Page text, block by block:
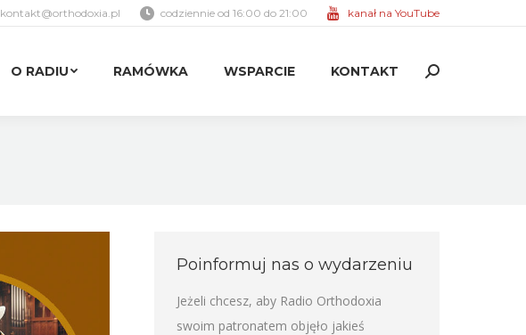
kontakt@orthodoxia.pl codziennie od 16:00 do 21:00 kanał na YouTube
O RADIU RAMÓWKA WSPARCIE KONTAKT Search:
Poinformuj nas o wydarzeniu
Jeżeli chcesz, aby Radio Orthodoxia
swoim patronatem objęło jakieś